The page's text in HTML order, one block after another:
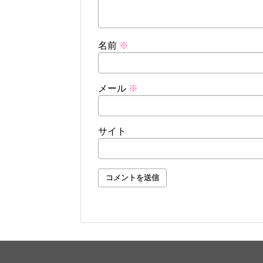
名前 ※
メール ※
サイト